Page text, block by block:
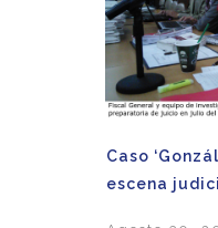
Caso
escena